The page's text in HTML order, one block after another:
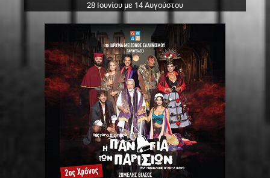
28 Ιουνίου με 14 Αυγούστου